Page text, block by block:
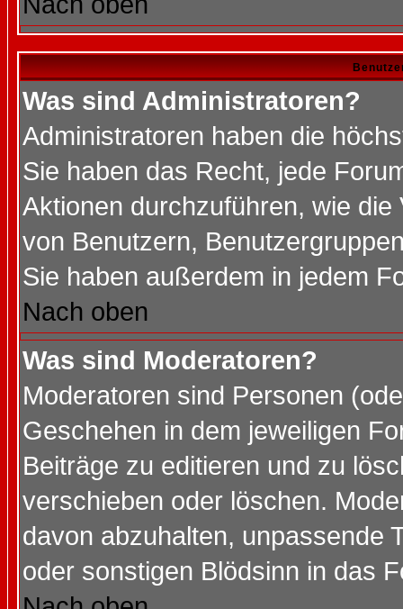
Was sind Administratoren?
Administratoren haben die
Sie haben das Recht, jede
Aktionen durchzuführen, wie
von Benutzern,
Sie haben außerdem in jedem
Nach oben
Was sind Moderatoren?
Moderatoren sind Personen
Geschehen in dem jeweiligen
Beiträge zu editieren und zu
verschieben oder löschen.
davon abzuhalten, unpassende
oder sonstigen Blödsinn in das